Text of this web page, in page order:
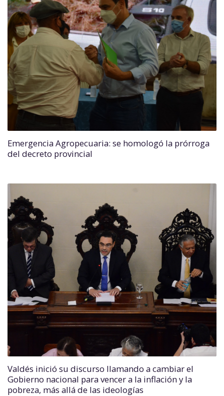
Emergencia Agropecuaria: se homologó la prórroga
del decreto provincial
Valdés inició su discurso llamando a cambiar el
Gobierno nacional para vencer a la inflación y la
pobreza, más allá de las ideologías